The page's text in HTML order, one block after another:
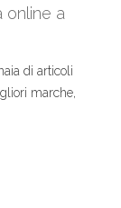
online a
di articoli
marche,